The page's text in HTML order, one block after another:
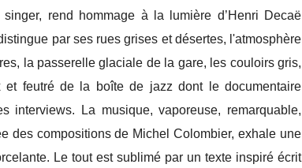
rend hommage à la lumière d’Henri Decaë
par ses rues grises et désertes, l'atmosphère
la passerelle glaciale de la gare, les couloirs gris,
feutré de la boîte de jazz dont le documentaire
interviews. La musique, vaporeuse, remarquable,
des compositions de Michel Colombier, exhale une
Le tout est sublimé par un texte inspiré écrit